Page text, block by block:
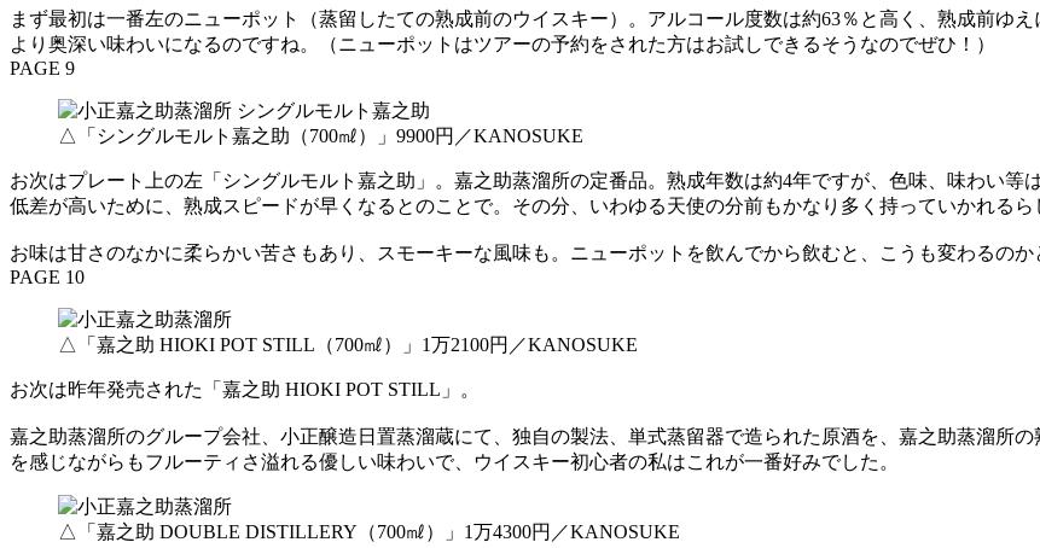
まず最初は一番左のニューポット（蒸留したての熟成前のウイスキー）。アルコール度数は約63％と高く、熟成前ゆ
より奥深い味わいになるのですね。（ニューポットはツアーの予約をされた方はお試しできるそうなのでぜひ！）
PAGE 9
△「シングルモルト嘉之助（700㎖）」9900円／KANOSUKE
お次はプレート上の左「シングルモルト嘉之助」。嘉之助蒸溜所の定番品。熟成年数は約4年ですが、色味、味わい
低差が高いために、熟成スピードが早くなるとのことで。その分、いわゆる天使の分前もかなり多く持っていかれる
お味は甘さのなかに柔らかい苦さもあり、スモーキーな風味も。ニューポットを飲んでから飲むと、こうも変わるのか
PAGE 10
△「嘉之助 HIOKI POT STILL（700㎖）」1万2100円／KANOSUKE
お次は昨年発売された「嘉之助 HIOKI POT STILL」。
嘉之助蒸溜所のグループ会社、小正醸造日置蒸溜蔵にて、独自の製法、単式蒸留器で造られた原酒を、嘉之助蒸溜所
を感じながらもフルーティさ溢れる優しい味わいで、ウイスキー初心者の私はこれが一番好みでした。
△「嘉之助 DOUBLE DISTILLERY（700㎖）」1万4300円／KANOSUKE